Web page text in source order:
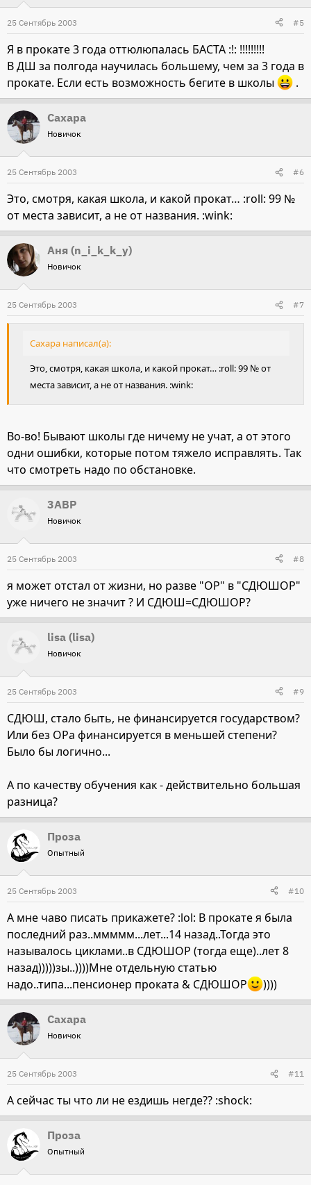
25 Сентябрь 2003 #5
Я в прокате 3 года оттюлюпалась БАСТА :!: !!!!!!!!!
В ДШ за полгода научилась большему, чем за 3 года в
прокате. Если есть возможность бегите в школы
.
Сахара
Новичок
25 Сентябрь 2003 #6
Это, смотря, какая школа, и какой прокат… :roll: 99 №
от места зависит, а не от названия. :wink:
Аня (n_i_k_k_y)
Новичок
25 Сентябрь 2003 #7
Сахара написал(а):
Это, смотря, какая школа, и какой прокат… :roll: 99 № от
места зависит, а не от названия. :wink:
Во-во! Бывают школы где ничему не учат, а от этого
одни ошибки, которые потом тяжело исправлять. Так
что смотреть надо по обстановке.
3ABP
Новичок
25 Сентябрь 2003 #8
я может отстал от жизни, но разве "ОР" в "СДЮШОР"
уже ничего не значит ? И СДЮШ=СДЮШОР?
lisa (lisa)
Новичок
25 Сентябрь 2003 #9
СДЮШ, стало быть, не финансируется государством?
Или без ОРа финансируется в меньшей степени?
Было бы логично...
А по качеству обучения как - действительно большая
разница?
Проза
Опытный
25 Сентябрь 2003 #10
А мне чаво писать прикажете? :lol: В прокате я была
последний раз..ммммм...лет...14 назад..Тогда это
называлось циклами..в СДЮШОР (тогда еще)..лет 8
назад)))))зы..))))Мне отдельную статью
надо..типа...пенсионер проката & СДЮШОР
))))
Сахара
Новичок
25 Сентябрь 2003 #11
А сейчас ты что ли не ездишь негде?? :shock:
Проза
Опытный